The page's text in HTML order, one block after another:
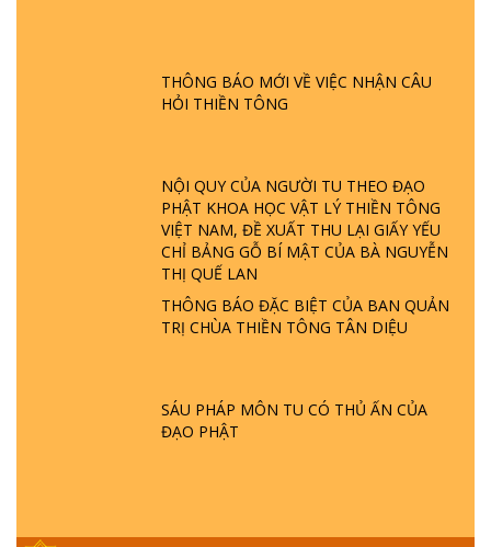
THÔNG BÁO MỚI VỀ VIỆC NHẬN CÂU
HỎI THIỀN TÔNG
NỘI QUY CỦA NGƯỜI TU THEO ĐẠO
PHẬT KHOA HỌC VẬT LÝ THIỀN TÔNG
VIỆT NAM, ĐỀ XUẤT THU LẠI GIẤY YẾU
CHỈ BẢNG GỖ BÍ MẬT CỦA BÀ NGUYỄN
THỊ QUẾ LAN
THÔNG BÁO ĐẶC BIỆT CỦA BAN QUẢN
TRỊ CHÙA THIỀN TÔNG TÂN DIỆU
SÁU PHÁP MÔN TU CÓ THỦ ẤN CỦA
ĐẠO PHẬT
PHẬT GIỚI CÓ THỜI GIAN KHÔNG? |
TTTD
LÀ AI? QUỶ SA TĂNG? | TTTD
GIẢI ĐÁP THIỀN TÔNG ĐẶC BIỆT P22 - TẠI
SAO TRÁI ĐẤT NHIỀU THIÊN TAI - LŨ LỤT
- HỎA HOẠN | TTTD
GIẢI ĐÁP THIỀN TÔNG ĐẶC BIỆT P21 - TẠI
GIẢI ĐÁP VỀ LỄ TIỄN THIỀN TÔNG SƯ